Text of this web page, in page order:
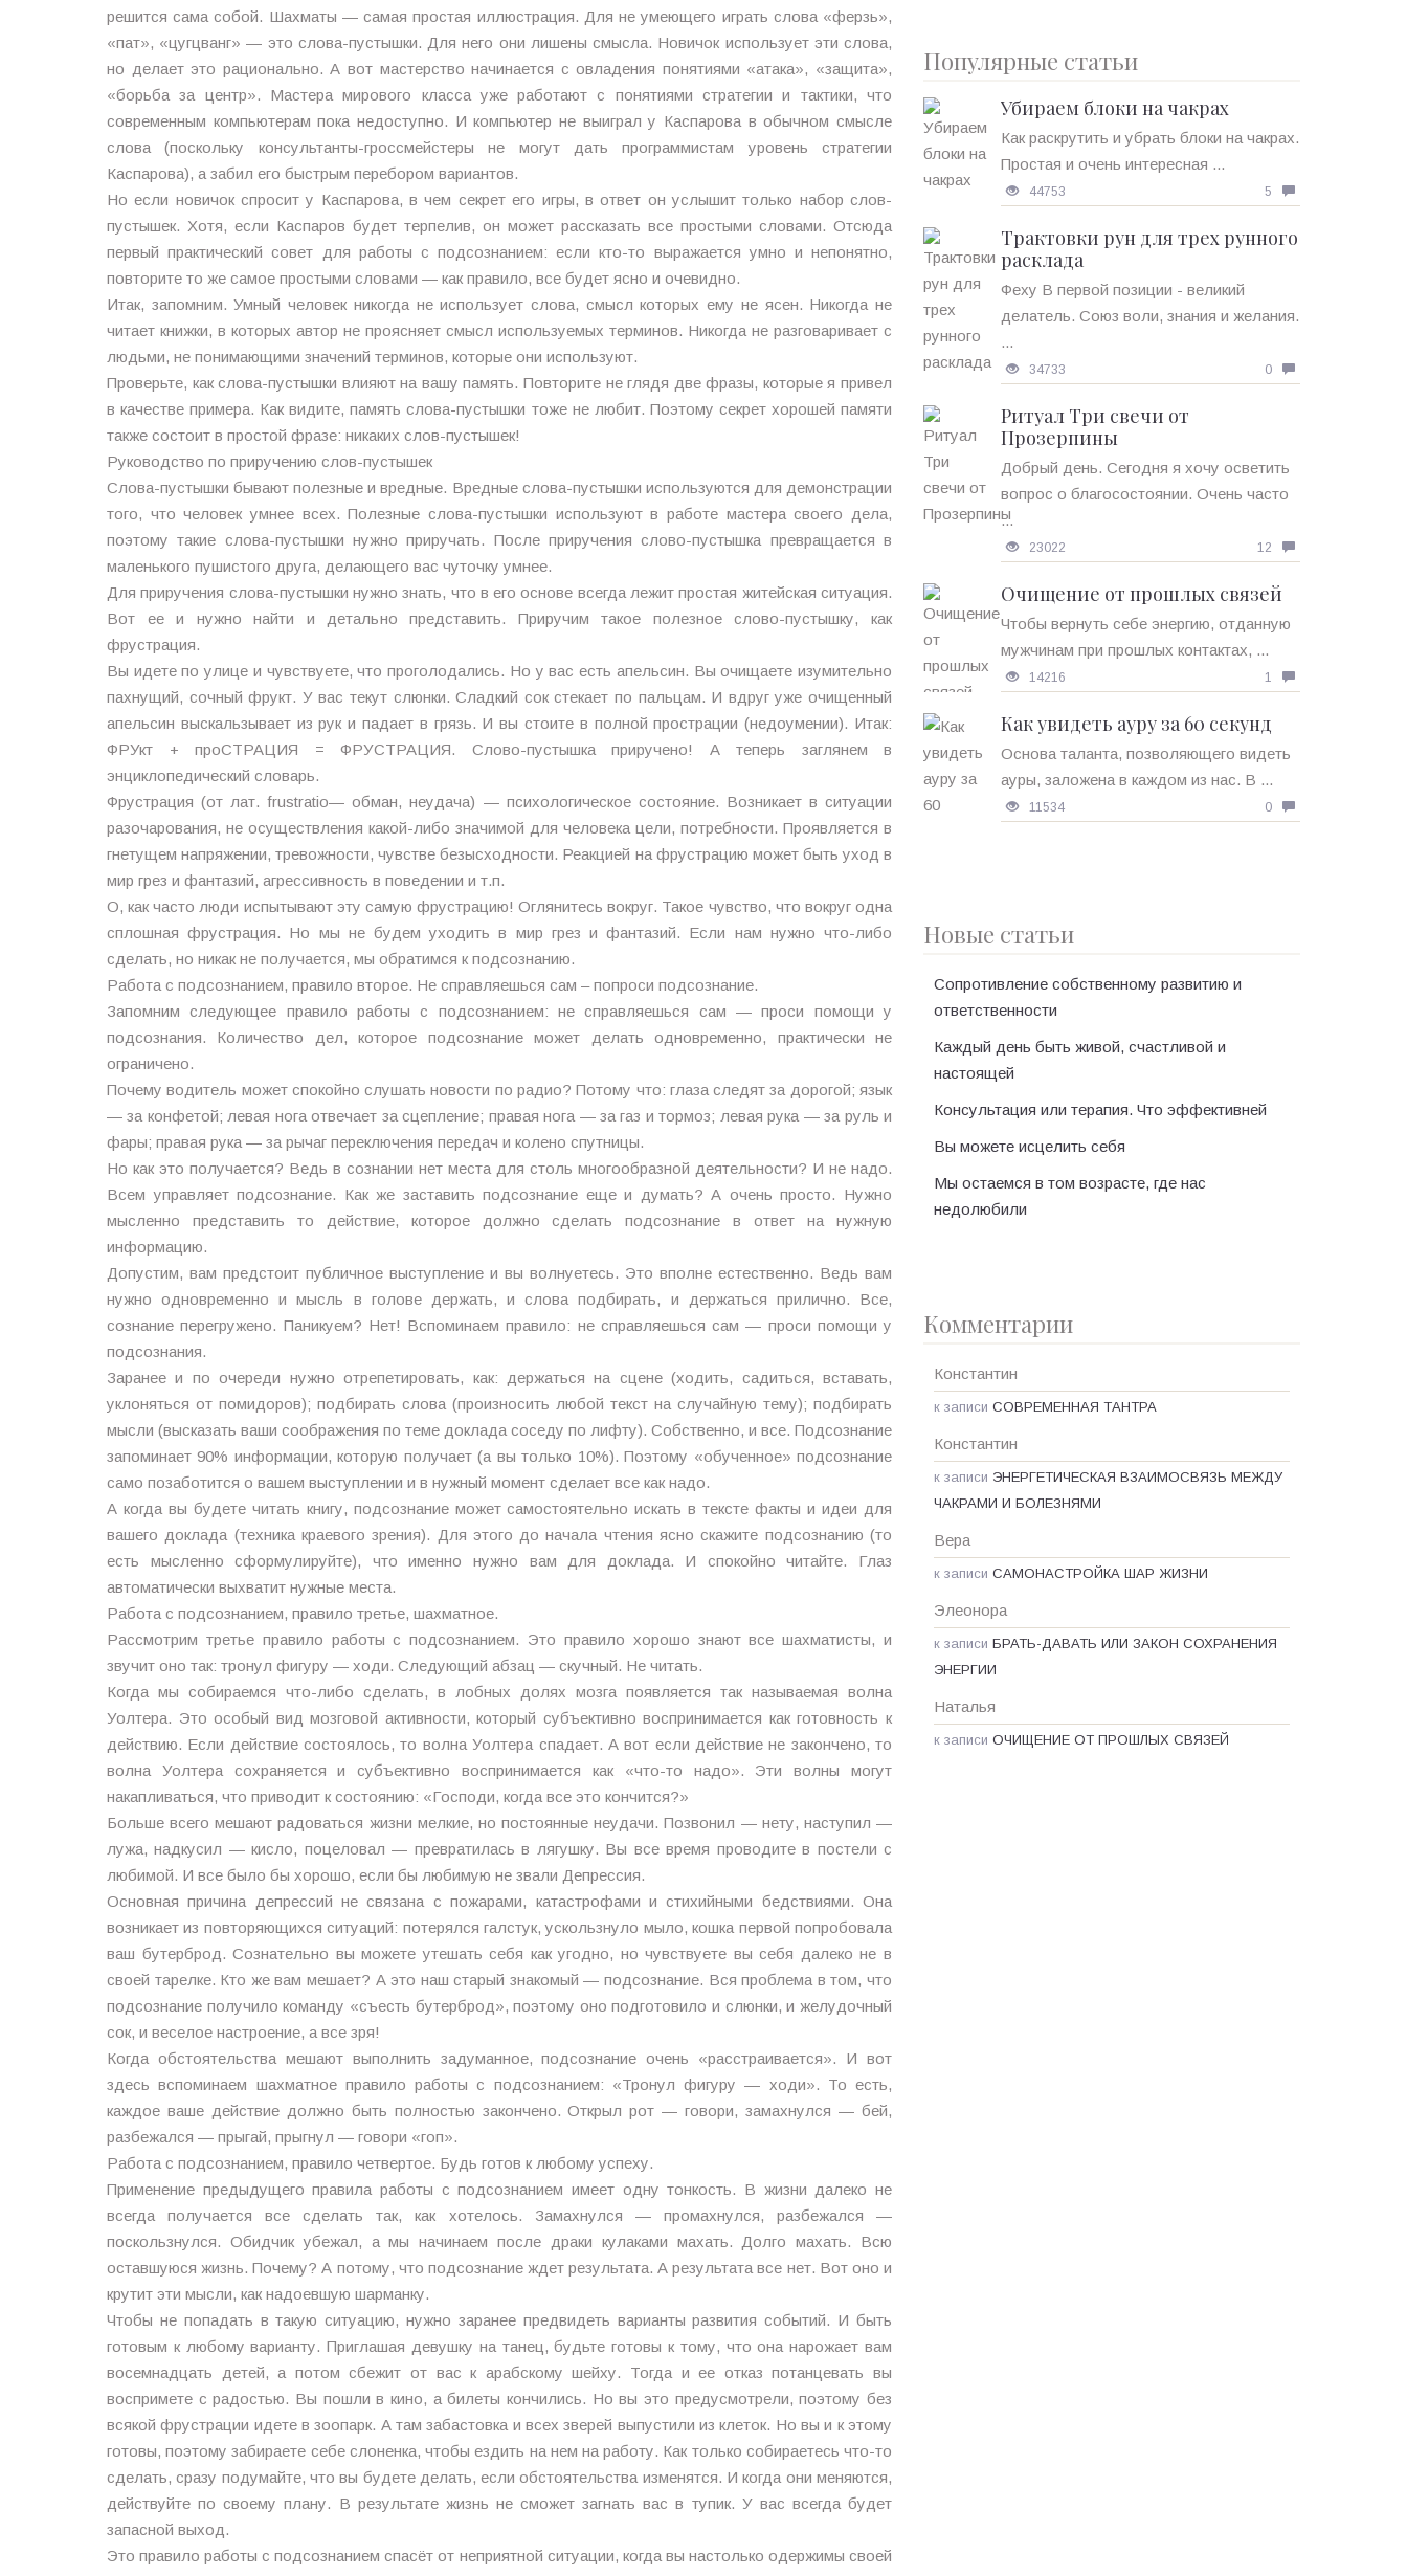
решится сама собой. Шахматы — самая простая иллюстрация. Для не умеющего играть слова «ферзь»,
«пат», «цугцванг» — это слова-пустышки. Для него они лишены смысла. Новичок использует эти слова,
но делает это рационально. А вот мастерство начинается с овладения понятиями «атака», «защита»,
«борьба за центр». Мастера мирового класса уже работают с понятиями стратегии и тактики, что
современным компьютерам пока недоступно. И компьютер не выиграл у Каспарова в обычном смысле
слова (поскольку консультанты-гроссмейстеры не могут дать программистам уровень стратегии
Каспарова), а забил его быстрым перебором вариантов.
Но если новичок спросит у Каспарова, в чем секрет его игры, в ответ он услышит только набор слов-
пустышек. Хотя, если Каспаров будет терпелив, он может рассказать все простыми словами. Отсюда
первый практический совет для работы с подсознанием: если кто-то выражается умно и непонятно,
повторите то же самое простыми словами — как правило, все будет ясно и очевидно.
Итак, запомним. Умный человек никогда не использует слова, смысл которых ему не ясен. Никогда не
читает книжки, в которых автор не проясняет смысл используемых терминов. Никогда не разговаривает с
людьми, не понимающими значений терминов, которые они используют.
Проверьте, как слова-пустышки влияют на вашу память. Повторите не глядя две фразы, которые я привел
в качестве примера. Как видите, память слова-пустышки тоже не любит. Поэтому секрет хорошей памяти
также состоит в простой фразе: никаких слов-пустышек!
Руководство по приручению слов-пустышек
Слова-пустышки бывают полезные и вредные. Вредные слова-пустышки используются для демонстрации
того, что человек умнее всех. Полезные слова-пустышки используют в работе мастера своего дела,
поэтому такие слова-пустышки нужно приручать. После приручения слово-пустышка превращается в
маленького пушистого друга, делающего вас чуточку умнее.
Для приручения слова-пустышки нужно знать, что в его основе всегда лежит простая житейская ситуация.
Вот ее и нужно найти и детально представить. Приручим такое полезное слово-пустышку, как
фрустрация.
Вы идете по улице и чувствуете, что проголодались. Но у вас есть апельсин. Вы очищаете изумительно
пахнущий, сочный фрукт. У вас текут слюнки. Сладкий сок стекает по пальцам. И вдруг уже очищенный
апельсин выскальзывает из рук и падает в грязь. И вы стоите в полной прострации (недоумении). Итак:
ФРУкт + проСТРАЦИЯ = ФРУСТРАЦИЯ. Слово-пустышка приручено! А теперь заглянем в
энциклопедический словарь.
Фрустрация (от лат. frustratio— обман, неудача) — психологическое состояние. Возникает в ситуации
разочарования, не осуществления какой-либо значимой для человека цели, потребности. Проявляется в
гнетущем напряжении, тревожности, чувстве безысходности. Реакцией на фрустрацию может быть уход в
мир грез и фантазий, агрессивность в поведении и т.п.
О, как часто люди испытывают эту самую фрустрацию! Оглянитесь вокруг. Такое чувство, что вокруг одна
сплошная фрустрация. Но мы не будем уходить в мир грез и фантазий. Если нам нужно что-либо
сделать, но никак не получается, мы обратимся к подсознанию.
Работа с подсознанием, правило второе. Не справляешься сам – попроси подсознание.
Запомним следующее правило работы с подсознанием: не справляешься сам — проси помощи у
подсознания. Количество дел, которое подсознание может делать одновременно, практически не
ограничено.
Почему водитель может спокойно слушать новости по радио? Потому что: глаза следят за дорогой; язык
— за конфетой; левая нога отвечает за сцепление; правая нога — за газ и тормоз; левая рука — за руль и
фары; правая рука — за рычаг переключения передач и колено спутницы.
Но как это получается? Ведь в сознании нет места для столь многообразной деятельности? И не надо.
Всем управляет подсознание. Как же заставить подсознание еще и думать? А очень просто. Нужно
мысленно представить то действие, которое должно сделать подсознание в ответ на нужную
информацию.
Допустим, вам предстоит публичное выступление и вы волнуетесь. Это вполне естественно. Ведь вам
нужно одновременно и мысль в голове держать, и слова подбирать, и держаться прилично. Все,
сознание перегружено. Паникуем? Нет! Вспоминаем правило: не справляешься сам — проси помощи у
подсознания.
Заранее и по очереди нужно отрепетировать, как: держаться на сцене (ходить, садиться, вставать,
уклоняться от помидоров); подбирать слова (произносить любой текст на случайную тему); подбирать
мысли (высказать ваши соображения по теме доклада соседу по лифту). Собственно, и все. Подсознание
запоминает 90% информации, которую получает (а вы только 10%). Поэтому «обученное» подсознание
само позаботится о вашем выступлении и в нужный момент сделает все как надо.
А когда вы будете читать книгу, подсознание может самостоятельно искать в тексте факты и идеи для
вашего доклада (техника краевого зрения). Для этого до начала чтения ясно скажите подсознанию (то
есть мысленно сформулируйте), что именно нужно вам для доклада. И спокойно читайте. Глаз
автоматически выхватит нужные места.
Работа с подсознанием, правило третье, шахматное.
Рассмотрим третье правило работы с подсознанием. Это правило хорошо знают все шахматисты, и
звучит оно так: тронул фигуру — ходи. Следующий абзац — скучный. Не читать.
Когда мы собираемся что-либо сделать, в лобных долях мозга появляется так называемая волна
Уолтера. Это особый вид мозговой активности, который субъективно воспринимается как готовность к
действию. Если действие состоялось, то волна Уолтера спадает. А вот если действие не закончено, то
волна Уолтера сохраняется и субъективно воспринимается как «что-то надо». Эти волны могут
накапливаться, что приводит к состоянию: «Господи, когда все это кончится?»
Больше всего мешают радоваться жизни мелкие, но постоянные неудачи. Позвонил — нету, наступил —
лужа, надкусил — кисло, поцеловал — превратилась в лягушку. Вы все время проводите в постели с
любимой. И все было бы хорошо, если бы любимую не звали Депрессия.
Основная причина депрессий не связана с пожарами, катастрофами и стихийными бедствиями. Она
возникает из повторяющихся ситуаций: потерялся галстук, ускользнуло мыло, кошка первой попробовала
ваш бутерброд. Сознательно вы можете утешать себя как угодно, но чувствуете вы себя далеко не в
своей тарелке. Кто же вам мешает? А это наш старый знакомый — подсознание. Вся проблема в том, что
подсознание получило команду «съесть бутерброд», поэтому оно подготовило и слюнки, и желудочный
сок, и веселое настроение, а все зря!
Когда обстоятельства мешают выполнить задуманное, подсознание очень «расстраивается». И вот
здесь вспоминаем шахматное правило работы с подсознанием: «Тронул фигуру — ходи». То есть,
каждое ваше действие должно быть полностью закончено. Открыл рот — говори, замахнулся — бей,
разбежался — прыгай, прыгнул — говори «гоп».
Работа с подсознанием, правило четвертое. Будь готов к любому успеху.
Применение предыдущего правила работы с подсознанием имеет одну тонкость. В жизни далеко не
всегда получается все сделать так, как хотелось. Замахнулся — промахнулся, разбежался —
поскользнулся. Обидчик убежал, а мы начинаем после драки кулаками махать. Долго махать. Всю
оставшуюся жизнь. Почему? А потому, что подсознание ждет результата. А результата все нет. Вот оно и
крутит эти мысли, как надоевшую шарманку.
Чтобы не попадать в такую ситуацию, нужно заранее предвидеть варианты развития событий. И быть
готовым к любому варианту. Приглашая девушку на танец, будьте готовы к тому, что она нарожает вам
восемнадцать детей, а потом сбежит от вас к арабскому шейху. Тогда и ее отказ потанцевать вы
воспримете с радостью. Вы пошли в кино, а билеты кончились. Но вы это предусмотрели, поэтому без
всякой фрустрации идете в зоопарк. А там забастовка и всех зверей выпустили из клеток. Но вы и к этому
готовы, поэтому забираете себе слоненка, чтобы ездить на нем на работу. Как только собираетесь что-то
сделать, сразу подумайте, что вы будете делать, если обстоятельства изменятся. И когда они меняются,
действуйте по своему плану. В результате жизнь не сможет загнать вас в тупик. У вас всегда будет
запасной выход.
Это правило работы с подсознанием спасёт от неприятной ситуации, когда вы настолько одержимы своей
Популярные статьи
Убираем блоки на чакрах
Как раскрутить и убрать блоки на чакрах.
Простая и очень интересная ...
44753 5
Трактовки рун для трех рунного
расклада
Феху В первой позиции - великий
делатель. Союз воли, знания и желания.
...
34733 0
Ритуал Три свечи от
Прозерпины
Добрый день. Сегодня я хочу осветить
вопрос о благосостоянии. Очень часто
...
23022 12
Очищение от прошлых связей
Чтобы вернуть себе энергию, отданную
мужчинам при прошлых контактах, ...
14216 1
Как увидеть ауру за 60 секунд
Основа таланта, позволяющего видеть
ауры, заложена в каждом из нас. В ...
11534 0
Новые статьи
Сопротивление собственному развитию и
ответственности
Каждый день быть живой, счастливой и
настоящей
Консультация или терапия. Что эффективней
Вы можете исцелить себя
Мы остаемся в том возрасте, где нас
недолюбили
Комментарии
Константин
к записи СОВРЕМЕННАЯ ТАНТРА
Константин
к записи ЭНЕРГЕТИЧЕСКАЯ ВЗАИМОСВЯЗЬ МЕЖДУ
ЧАКРАМИ И БОЛЕЗНЯМИ
Вера
к записи САМОНАСТРОЙКА ШАР ЖИЗНИ
Элеонора
к записи БРАТЬ-ДАВАТЬ ИЛИ ЗАКОН СОХРАНЕНИЯ
ЭНЕРГИИ
Наталья
к записи ОЧИЩЕНИЕ ОТ ПРОШЛЫХ СВЯЗЕЙ